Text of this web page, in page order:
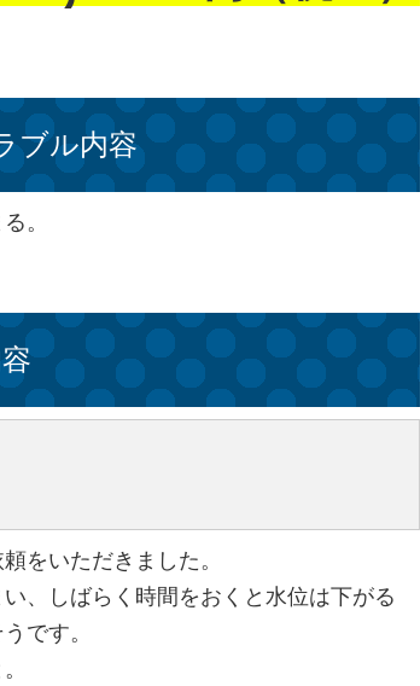
ブル内容
。
をいただきました。
、しばらく時間をおくと水位は下がる
です。